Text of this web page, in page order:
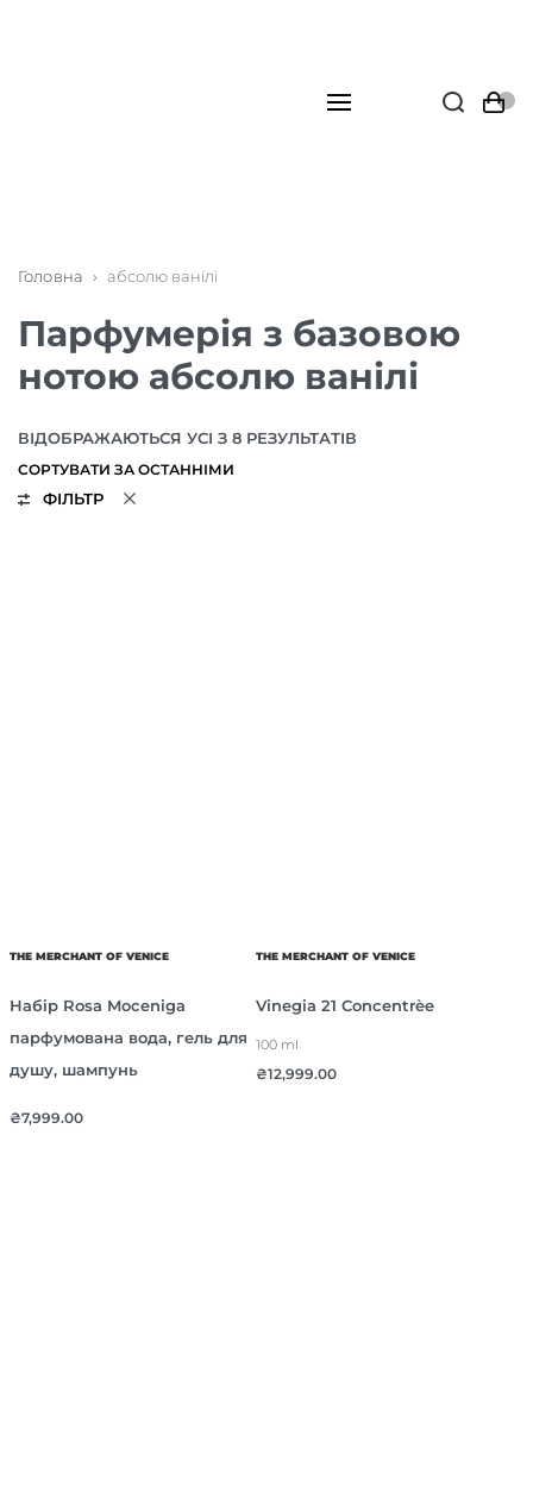
Головна › абсолю ванілі
Парфумерія з базовою
нотою абсолю ванілі
ВІДОБРАЖАЮТЬСЯ УСІ З 8 РЕЗУЛЬТАТІВ
ФІЛЬТР
THE MERCHANT OF VENICE
Набір Rosa Moceniga
парфумована вода, гель для
душу, шампунь
₴7,999.00
THE MERCHANT OF VENICE
Vinegia 21 Concentrèe
100 ml
₴12,999.00